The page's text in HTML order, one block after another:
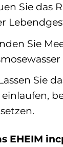
Sie das
Sie
Sie
EHEIM